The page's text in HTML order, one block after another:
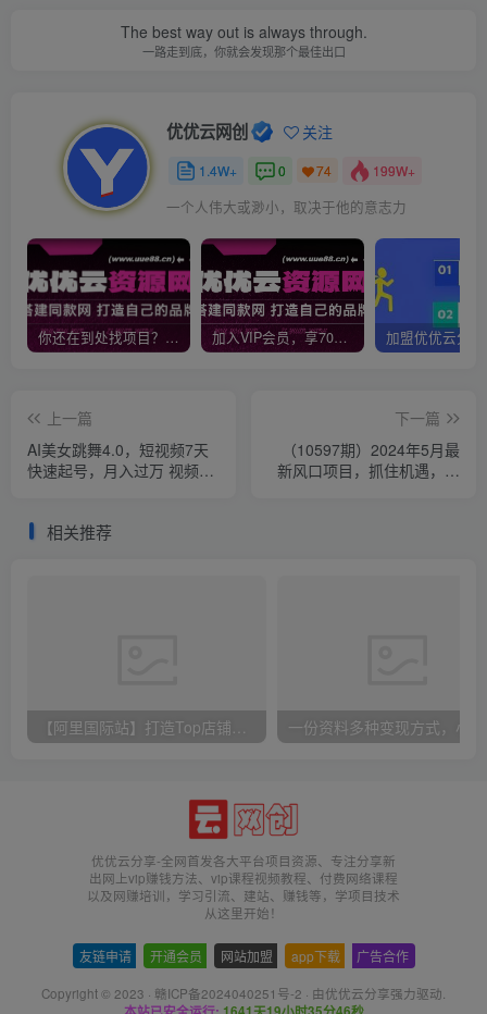
The best way out is always through.
一路走到底，你就会发现那个最佳出口
优优云网创 关注
1.4W+ 0 74 199W+
一个人伟大或渺小，取决于他的意志力
你还在到处找项目？还在当韭菜？我靠网创资源站一个月收入5万+，曾经我也是个失败者。 加入VIP会员，享70%的推广提成，免费学习多种网上创业课程，菜鸟秒变大神！
上一篇
AI美女跳舞4.0，短视频7天
快速起号，月入过万 视频教
下一篇
（10597期）2024年5月最
新风口项目，抓住机遇，迎
相关推荐
优优云分享-全网首发各大平台项目资源、专注分享新
出网上vip赚钱方法、vip课程视频教程、付费网络课程
以及网赚培训，学习引流、建站、赚钱等，学项目技术
从这里开始！
友链申请 开通会员 网站加盟 app下载 广告合作
Copyright © 2023 · 赣ICP备2024040251号-2 · 由优优云分享强力驱动.